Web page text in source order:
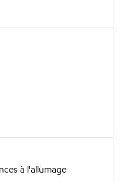
à l'allumage